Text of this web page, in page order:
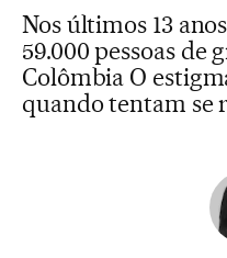
Nos últimos 13
59.000 pessoas de
Colômbia O
quando tentam se